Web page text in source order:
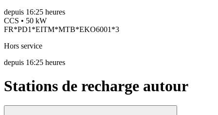
depuis 16:25 heures
CCS • 50 kW
FR*PD1*EITM*MTB*EKO6001*3
Hors service
depuis 16:25 heures
Stations de recharge autour